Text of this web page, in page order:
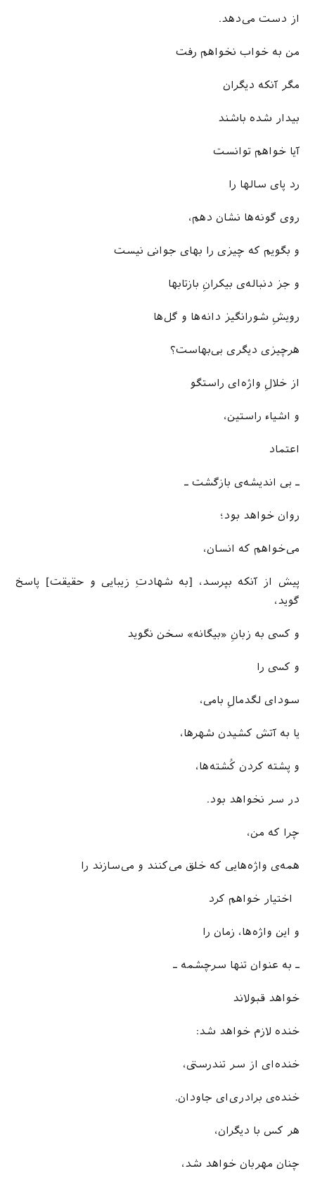
از دست می­‌دهد.
من به خواب نخواهم رفت
مگر آنکه دیگران
بیدار شده باشند
آیا خواهم توانست
رد پای سال­ها را
روی گونه­‌ها نشان دهم،
و بگویم که چیزی را بهای جوانی نیست
و جز دنباله­‌ی بیکرانِ بازتاب­ها
رویشِ شورانگیز دانه­‌ها و گل­‌ها
هرچیزی دیگری بی­‌بهاست؟
از خلالِ واژه­‌ای راستگو
و اشیاء راستین،
اعتماد
ـ بی اندیشه‌ی بازگشت ـ
روان خواهد بود؛
می‌خواهم که انسان،
پیش از آن­که بپرسد، [به شهادتِ زیبایی و حقیقت] پاسخ
گوید،
و کسی به زبانِ «بیگانه» سخن نگوید
و کسی را
سودای لگدمالِ بامی،
یا به آتش کشیدن شهرها،
و پشته کردن کُشته‌ها،
در سر نخواهد بود.
چرا که من،
همه­‌ی واژه‌­هایی که خلق می‌کنند و می‌سازند را
اختیار خواهم کرد
و این واژه­‌ها، زمان را
ـ به عنوان تنها سرچشمه ـ
خواهد قبولاند
خنده لازم خواهد شد:
خنده‌ای از سر تندرستی،
خنده‌ی برادری‌ای جاودان.
هر کس با دیگران،
چنان مهربان خواهد شد،